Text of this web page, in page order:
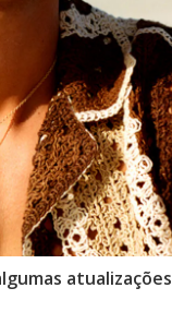
atualizações